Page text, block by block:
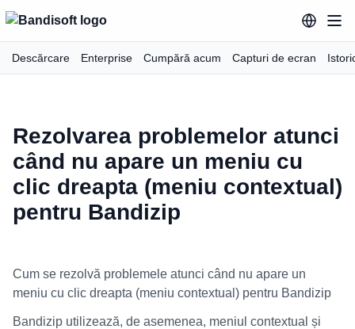
Descărcare Enterprise Cumpără acum Capturi de ecran
Rezolvarea problemelor atunci
când nu apare un meniu cu
clic dreapta (meniu contextual)
pentru Bandizip
Cum se rezolvă problemele atunci când nu apare un
meniu cu clic dreapta (meniu contextual) pentru Bandizip
Bandizip utilizează, de asemenea, meniul contextual și